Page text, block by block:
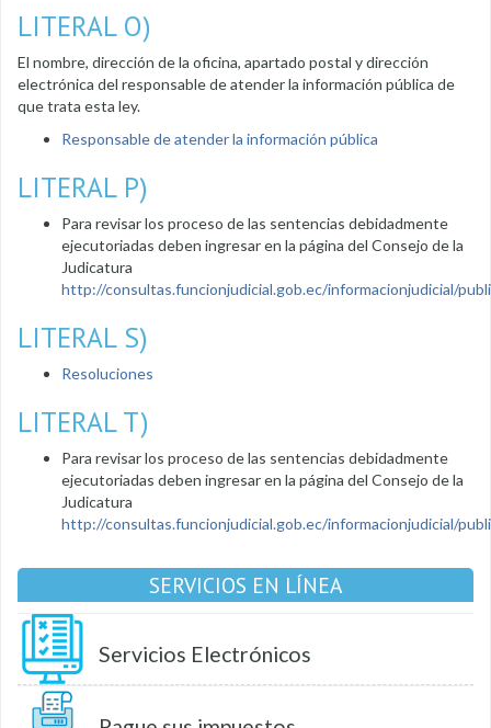
LITERAL O)
El nombre, dirección de la oficina, apartado postal y dirección
electrónica del responsable de atender la información pública de
que trata esta ley.
Responsable de atender la información pública
LITERAL P)
Para revisar los proceso de las sentencias debidadmente
ejecutoriadas deben ingresar en la página del Consejo de la
Judicatura
http://consultas.funcionjudicial.gob.ec/informacionjudicial/
LITERAL S)
Resoluciones
LITERAL T)
Para revisar los proceso de las sentencias debidadmente
ejecutoriadas deben ingresar en la página del Consejo de la
Judicatura
http://consultas.funcionjudicial.gob.ec/informacionjudicial/
SERVICIOS EN LÍNEA
Servicios Electrónicos